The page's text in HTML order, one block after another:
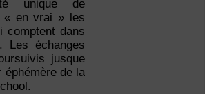
unique de
« en vrai » les
comptent dans
Les échanges
jusque
éphémère de la